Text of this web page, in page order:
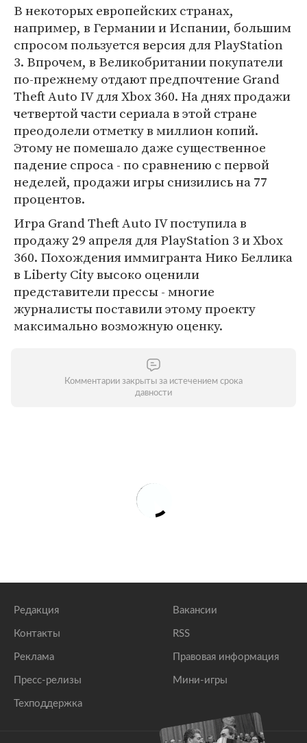
В некоторых европейских странах,
например, в Германии и Испании, большим
спросом пользуется версия для PlayStation
3. Впрочем, в Великобритании покупатели
по-прежнему отдают предпочтение Grand
Theft Auto IV для Xbox 360. На днях продажи
четвертой части сериала в этой стране
преодолели отметку в миллион копий.
Этому не помешало даже существенное
падение спроса - по сравнению с первой
неделей, продажи игры снизились на 77
процентов.
Игра Grand Theft Auto IV поступила в
продажу 29 апреля для PlayStation 3 и Xbox
360. Похождения иммигранта Нико Беллика
в Liberty City высоко оценили
представители прессы - многие
журналисты поставили этому проекту
максимально возможную оценку.
Комментарии закрыты за истечением срока
давности
Редакция
Контакты
Реклама
Пресс-релизы
Техподдержка
Вакансии
RSS
Правовая информация
Мини-игры